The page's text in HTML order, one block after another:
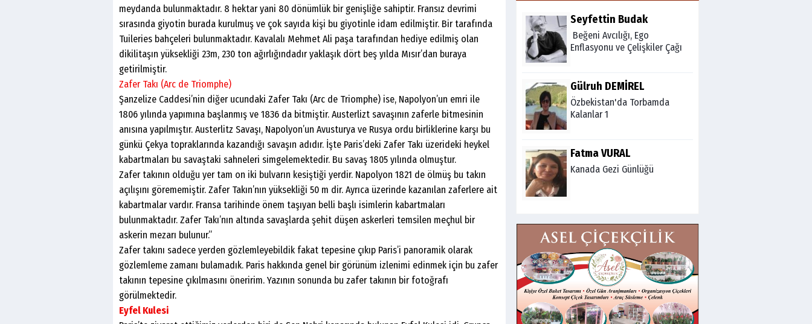
meydanda bulunmaktadır. 8 hektar yani 80 dönümlük bir genişliğe sahiptir. Fransız devrimi
sırasında giyotin burada kurulmuş ve çok sayıda kişi bu giyotinle idam edilmiştir. Bir tarafında
Tuileries bahçeleri bulunmaktadır. Kavalalı Mehmet Ali paşa tarafından hediye edilmiş olan
dikilitaşın yüksekliği 23m, 230 ton ağırlığındadır yaklaşık dört beş yılda Mısır’dan buraya
getirilmiştir.
Zafer Takı (Arc de Triomphe)
Şanzelize Caddesi’nin diğer ucundaki Zafer Takı (Arc de Triomphe) ise, Napolyon’un emri ile
1806 yılında yapımına başlanmış ve 1836 da bitmiştir. Austerlizt savaşının zaferle bitmesinin
anısına yapılmıştır. Austerlitz Savaşı, Napolyon’un Avusturya ve Rusya ordu birliklerine karşı bu
günkü Çekya topraklarında kazandığı savaşın adıdır. İşte Paris’deki Zafer Takı üzerideki heykel
kabartmaları bu savaştaki sahneleri simgelemektedir. Bu savaş 1805 yılında olmuştur.
Zafer takının olduğu yer tam on iki bulvarın kesiştiği yerdir. Napolyon 1821 de ölmüş bu takın
açılışını görememiştir. Zafer Takın’nın yüksekliği 50 m dir. Ayrıca üzerinde kazanılan zaferlere ait
kabartmalar vardır. Fransa tarihinde önem taşıyan belli başlı isimlerin kabartmaları
bulunmaktadır. Zafer Takı’nın altında savaşlarda şehit düşen askerleri temsilen meçhul bir
askerin mezarı bulunur.”
Zafer takını sadece yerden gözlemleyebildik fakat tepesine çıkıp Paris’i panoramik olarak
gözlemleme zamanı bulamadık. Paris hakkında genel bir görünüm izlenimi edinmek için bu zafer
takının tepesine çıkılmasını öneririm. Yazının sonunda bu zafer takının bir fotoğrafı
görülmektedir.
Eyfel Kulesi
Seyfettin Budak
Beğeni Avcılığı, Ego
Enflasyonu ve Çelişkiler Çağı
Gülruh DEMİREL
Özbekistan'da Torbamda
Kalanlar 1
Fatma VURAL
Kanada Gezi Günlüğü
Röportaj Serisi-46: Konuk
=Prof.Dr.Hakan Atalay
(Psikanaliz)
Hüseyin TUNÇAY
Gökçeada Gezimiz-IV